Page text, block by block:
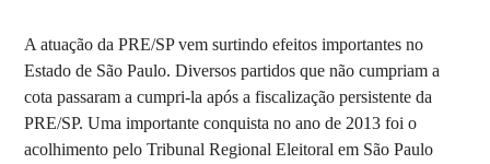
A atuação da PRE/SP vem surtindo efeitos importantes no
Estado de São Paulo. Diversos partidos que não cumpriam a
cota passaram a cumpri-la após a fiscalização persistente da
PRE/SP. Uma importante conquista no ano de 2013 foi o
acolhimento pelo Tribunal Regional Eleitoral em São Paulo